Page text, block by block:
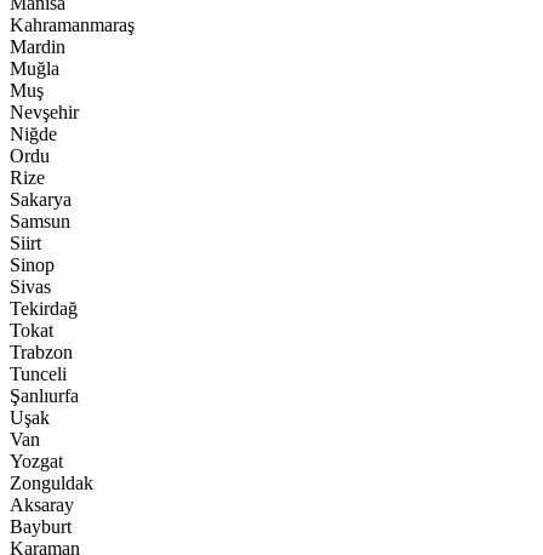
Kahramanmaraş
Mardin
Muğla
Muş
Nevşehir
Niğde
Ordu
Rize
Sakarya
Samsun
Siirt
Sinop
Sivas
Tekirdağ
Tokat
Trabzon
Tunceli
Şanlıurfa
Uşak
Van
Yozgat
Zonguldak
Aksaray
Bayburt
Karaman